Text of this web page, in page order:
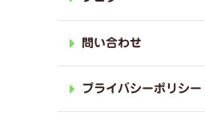
問い合わせ
プライバシーポリシー